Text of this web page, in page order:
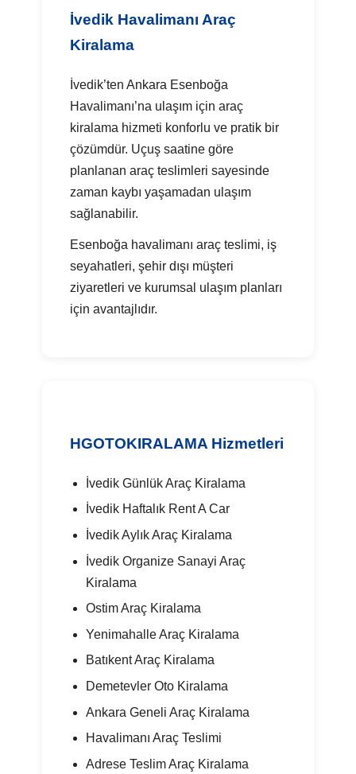
İvedik Havalimanı Araç
Kiralama
İvedik’ten Ankara Esenboğa
Havalimanı’na ulaşım için araç
kiralama hizmeti konforlu ve pratik bir
çözümdür. Uçuş saatine göre
planlanan araç teslimleri sayesinde
zaman kaybı yaşamadan ulaşım
sağlanabilir.
Esenboğa havalimanı araç teslimi, iş
seyahatleri, şehir dışı müşteri
ziyaretleri ve kurumsal ulaşım planları
için avantajlıdır.
HGOTOKIRALAMA Hizmetleri
İvedik Günlük Araç Kiralama
İvedik Haftalık Rent A Car
İvedik Aylık Araç Kiralama
İvedik Organize Sanayi Araç
Kiralama
Ostim Araç Kiralama
Yenimahalle Araç Kiralama
Batıkent Araç Kiralama
Demetevler Oto Kiralama
Ankara Geneli Araç Kiralama
Havalimanı Araç Teslimi
Adrese Teslim Araç Kiralama